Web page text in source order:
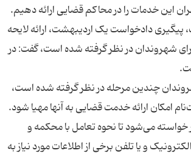
پیگیری دادخواست یک اردیبهشت، ارائه لایحه
شهروندان در نظر گرفته شده است، گفت: در
چندین مرحله در نظر گرفته شده است،
خواسته می‌شود تا نحوه تعامل با محکمه و
و یا تلفن برخی از اطلاعات مورد نیاز به